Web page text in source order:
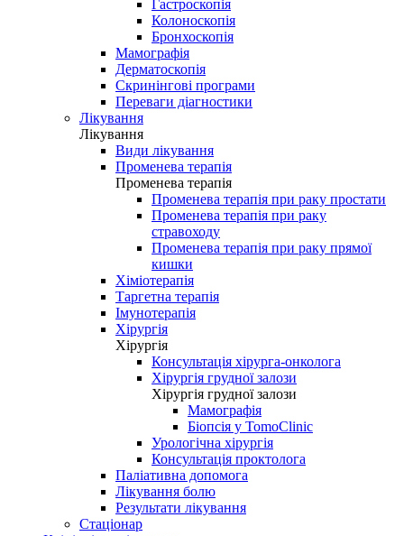
Гастроскопія
Колоноскопія
Бронхоскопія
Мамографія
Дерматоскопія
Скринінгові програми
Переваги діагностики
Лікування
Лікування
Види лікування
Променева терапія
Променева терапія
Променева терапія при раку простати
Променева терапія при раку
стравоходу
Променева терапія при раку прямої
кишки
Хіміотерапія
Таргетна терапія
Імунотерапія
Хірургія
Хірургія
Консультація хірурга-онколога
Хірургія грудної залози
Хірургія грудної залози
Мамографія
Біопсія у TomoClinic
Урологічна хірургія
Консультація проктолога
Паліативна допомога
Лікування болю
Результати лікування
Стаціонар